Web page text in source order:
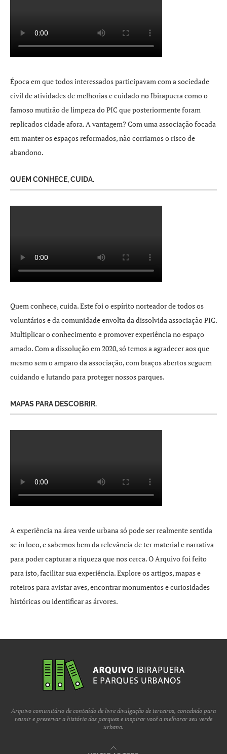
Época em que todos interessados participavam com a sociedade
civil de atividades de melhorias e cuidado no Ibirapuera como o
famoso mutirão de limpeza do PIC que posteriormente foram
replicados cidade afora. A vantagem? Com uma associação focada
em manter os espaços reformados, não corriamos o risco de
abandono.
QUEM CONHECE, CUIDA.
Quem conhece, cuida. Este foi o espírito norteador de todos os
voluntários e da comunidade envolta da dissolvida associação PIC.
Multiplicar o conhecimento e promover experiência no espaço
amado. Com a dissolução em 2020, só temos a agradecer aos que
mesmo sem o amparo da associação, com braços abertos seguem
cuidando e lutando para proteger nossos parques.
MAPAS PARA DESCOBRIR.
A experiência na área verde urbana só pode ser realmente sentida
se in loco, e sabemos bem da relevância de ter material e narrativa
para poder capturar a riqueza que nos cerca. O Arquivo foi feito
para isto, facilitar sua experiência. Explore os artigos, mapas e
roteiros para avistar aves, encontrar monumentos e curiosidades
históricas ou identificar as árvores.
Arquivo comunitário de conteúdo de livre divulgação de terceiros, concebido para
reunir e preservar a história dos parques e inspirar você a melhorar seu verde
urbano.